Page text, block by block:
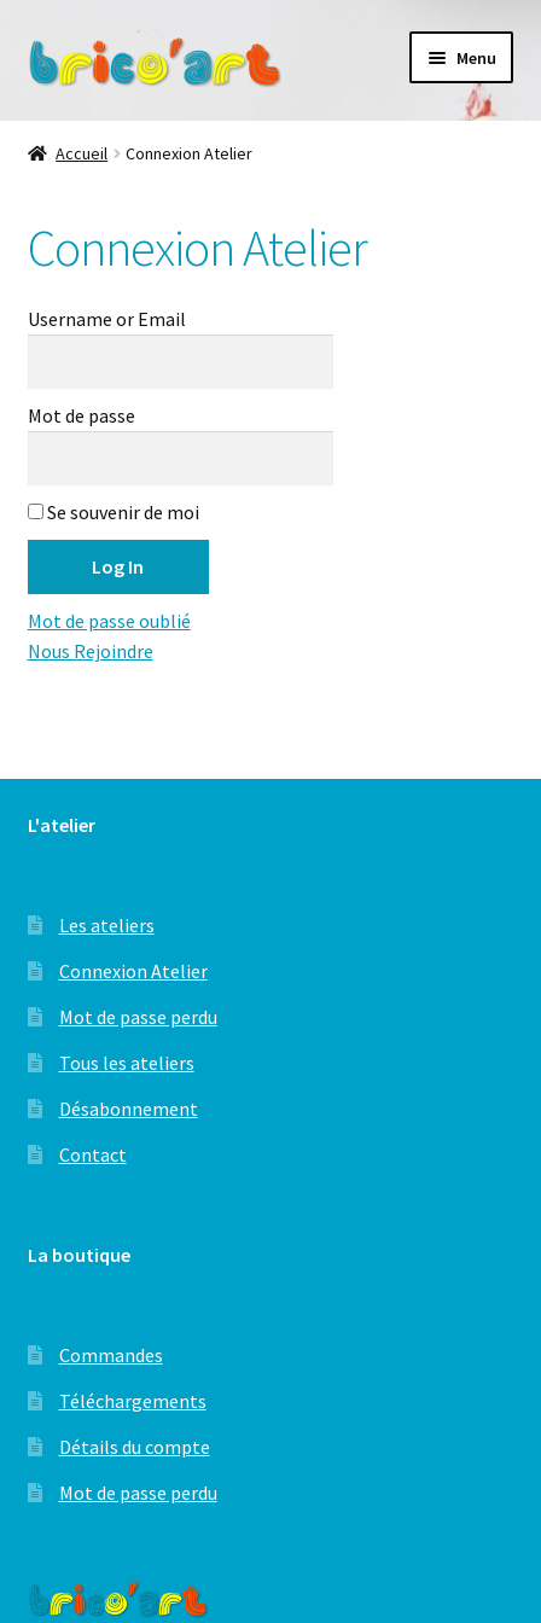
Aller
à
Aller
au
Menu
Les ateliers
La galerie des Petits artistes
À propos
Accueil Connexion Atelier
Connexion Atelier
Username or Email
Mot de passe
Se souvenir de moi
Mot de passe oublié
Nous Rejoindre
L'atelier
Les ateliers
Connexion Atelier
Mot de passe perdu
Tous les ateliers
Désabonnement
Contact
La boutique
Commandes
Téléchargements
Détails du compte
Mot de passe perdu